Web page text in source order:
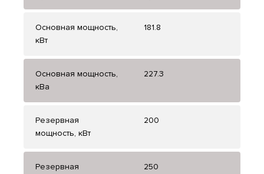
Основная мощность,
кВт
181.8
Основная мощность,
кВа
227.3
Резервная
мощность, кВт
200
Резервная
250